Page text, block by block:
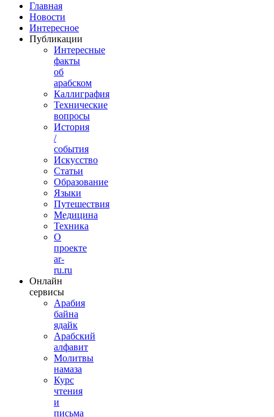
Главная
Новости
Интересное
Публикации
Интересные
факты
об
арабском
Каллиграфия
Технические
вопросы
История
/
события
Искусство
Статьи
Образование
Языки
Путешествия
Медицина
Техника
О
проекте
ar-
ru.ru
Онлайн
сервисы
Арабия
байна
ядайк
Арабский
алфавит
Молитвы
намаза
Курс
чтения
и
письма